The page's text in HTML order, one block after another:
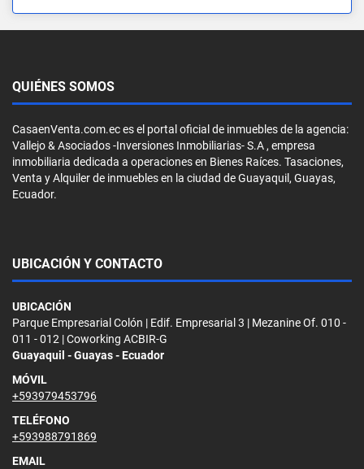
QUIÉNES SOMOS
CasaenVenta.com.ec es el portal oficial de inmuebles de la agencia:
Vallejo & Asociados -Inversiones Inmobiliarias- S.A , empresa
inmobiliaria dedicada a operaciones en Bienes Raíces. Tasaciones,
Venta y Alquiler de inmuebles en la ciudad de Guayaquil, Guayas,
Ecuador.
UBICACIÓN Y CONTACTO
UBICACIÓN
Parque Empresarial Colón | Edif. Empresarial 3 | Mezanine Of. 010 -
011 - 012 | Coworking ACBIR-G
Guayaquil - Guayas - Ecuador
MÓVIL
+593979453796
TELÉFONO
+593988791869
EMAIL